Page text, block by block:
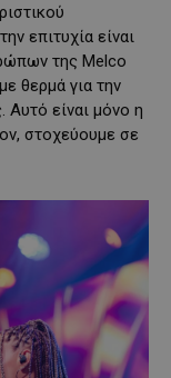
επιτυχία είναι
της Melco
θερμά για την
Αυτό είναι μόνο η
στοχεύουμε σε